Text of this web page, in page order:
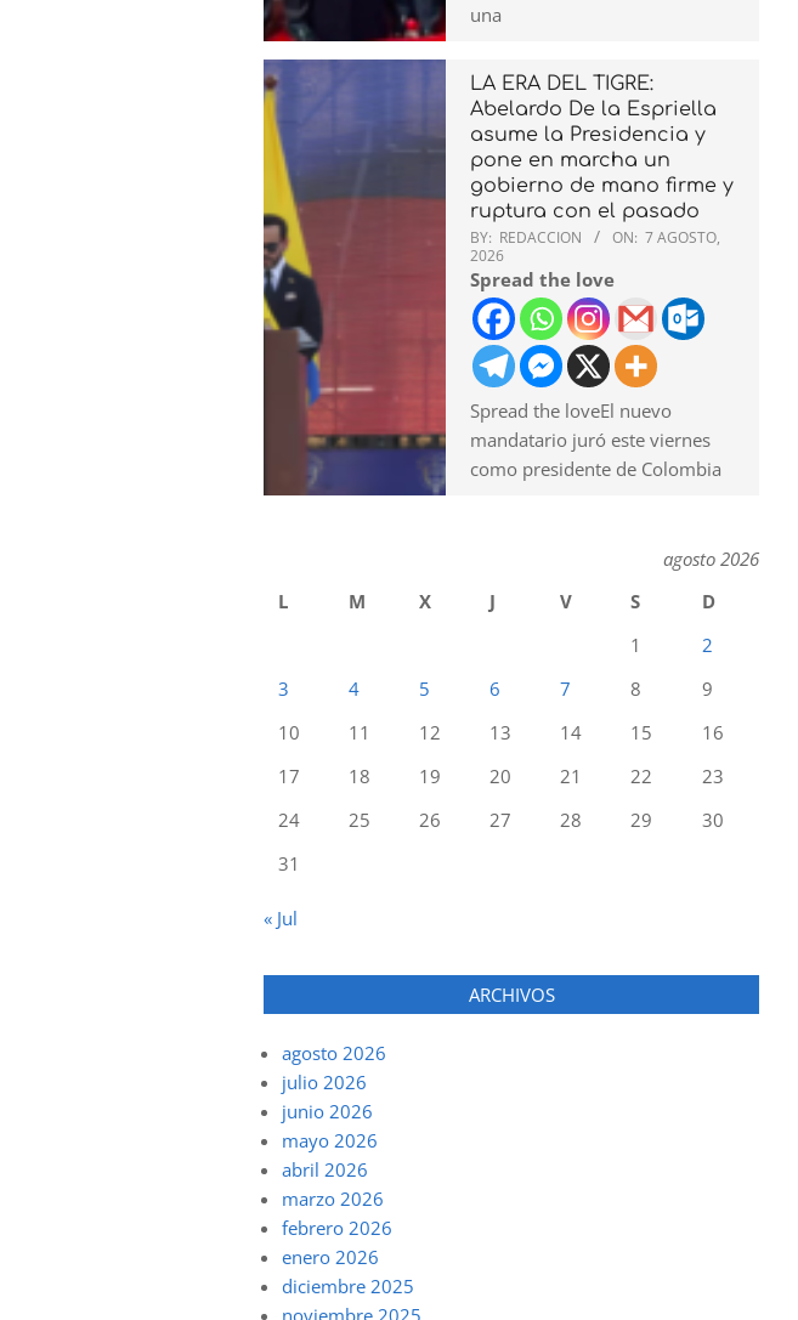
una
LA ERA DEL TIGRE:
Abelardo De la Espriella
asume la Presidencia y
pone en marcha un
gobierno de mano firme y
ruptura con el pasado
BY: REDACCION ON: 7 AGOSTO,
2026
Spread the love
Spread the loveEl nuevo
mandatario juró este viernes
como presidente de Colombia
agosto 2026
L
M X J V S
D
1
2
3
4 5 6 7 8
9
10
11 12 13 14 15
16
17
18 19 20 21 22
23
24
25 26 27 28 29
30
31
« Jul
ARCHIVOS
agosto 2026
julio 2026
junio 2026
mayo 2026
abril 2026
marzo 2026
febrero 2026
enero 2026
diciembre 2025
noviembre 2025